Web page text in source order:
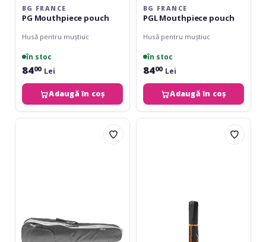
BG FRANCE
PG Mouthpiece pouch
Husă pentru muștiuc
în stoc
8400 Lei
Adaugă în coș
BG FRANCE
PGL Mouthpiece pouch
Husă pentru muștiuc
în stoc
8400 Lei
Adaugă în coș
Stagg
Athletic